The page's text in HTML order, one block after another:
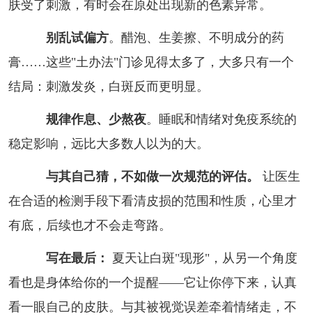
肤受了刺激，有时会在原处出现新的色素异常。
别乱试偏方。醋泡、生姜擦、不明成分的药
膏……这些"土办法"门诊见得太多了，大多只有一个
结局：刺激发炎，白斑反而更明显。
规律作息、少熬夜。睡眠和情绪对免疫系统的
稳定影响，远比大多数人以为的大。
与其自己猜，不如做一次规范的评估。
让医生
在合适的检测手段下看清皮损的范围和性质，心里才
有底，后续也才不会走弯路。
写在最后：
夏天让白斑"现形"，从另一个角度
看也是身体给你的一个提醒——它让你停下来，认真
看一眼自己的皮肤。与其被视觉误差牵着情绪走，不